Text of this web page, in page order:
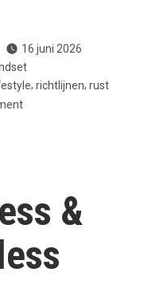
16 juni 2026
, richtlijnen, rust
on
agenda &